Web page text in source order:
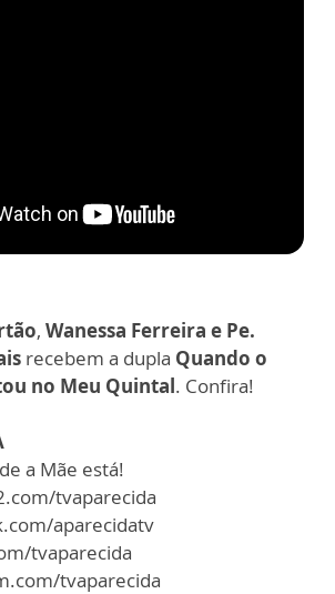
, Wanessa Ferreira e Pe.
recebem a dupla Quando o
no Meu Quintal. Confira!
a Mãe está!
tvaparecida
aparecidatv
tvaparecida
tvaparecida